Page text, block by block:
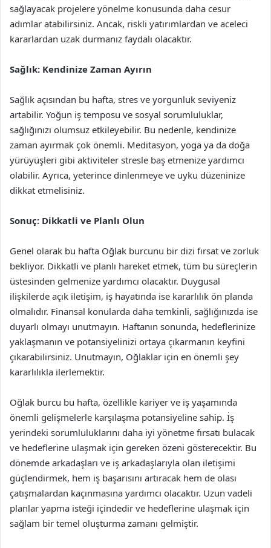
sağlayacak projelere yönelme konusunda daha cesur
adımlar atabilirsiniz. Ancak, riskli yatırımlardan ve aceleci
kararlardan uzak durmanız faydalı olacaktır.
Sağlık: Kendinize Zaman Ayırın
Sağlık açısından bu hafta, stres ve yorgunluk seviyeniz
artabilir. Yoğun iş temposu ve sosyal sorumluluklar,
sağlığınızı olumsuz etkileyebilir. Bu nedenle, kendinize
zaman ayırmak çok önemli. Meditasyon, yoga ya da doğa
yürüyüşleri gibi aktiviteler stresle baş etmenize yardımcı
olabilir. Ayrıca, yeterince dinlenmeye ve uyku düzeninize
dikkat etmelisiniz.
Sonuç: Dikkatli ve Planlı Olun
Genel olarak bu hafta Oğlak burcunu bir dizi fırsat ve zorluk
bekliyor. Dikkatli ve planlı hareket etmek, tüm bu süreçlerin
üstesinden gelmenize yardımcı olacaktır. Duygusal
ilişkilerde açık iletişim, iş hayatında ise kararlılık ön planda
olmalıdır. Finansal konularda daha temkinli, sağlığınızda ise
duyarlı olmayı unutmayın. Haftanın sonunda, hedeflerinize
yaklaşmanın ve potansiyelinizi ortaya çıkarmanın keyfini
çıkarabilirsiniz. Unutmayın, Oğlaklar için en önemli şey
kararlılıkla ilerlemektir.
Oğlak burcu bu hafta, özellikle kariyer ve iş yaşamında
önemli gelişmelerle karşılaşma potansiyeline sahip. İş
yerindeki sorumluluklarını daha iyi yönetme fırsatı bulacak
ve hedeflerine ulaşmak için gereken özeni gösterecektir. Bu
dönemde arkadaşları ve iş arkadaşlarıyla olan iletişimi
güçlendirmek, hem iş başarısını artıracak hem de olası
çatışmalardan kaçınmasına yardımcı olacaktır. Uzun vadeli
planlar yapma isteği içindedir ve hedeflerine ulaşmak için
sağlam bir temel oluşturma zamanı gelmiştir.